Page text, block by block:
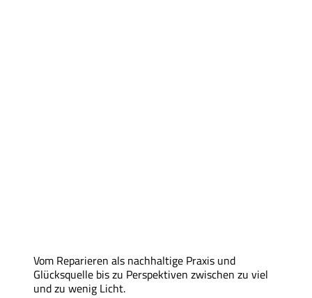
Vom Reparieren als nachhaltige Praxis und
Glücksquelle bis zu Perspektiven zwischen zu viel
und zu wenig Licht.